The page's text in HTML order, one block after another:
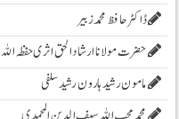
ڈاکٹر حافظ محمد زبیر
حضرت مولانا ارشادا لحق اثری حفظہ اللہ
مامون رشید ہارون رشید سلفی